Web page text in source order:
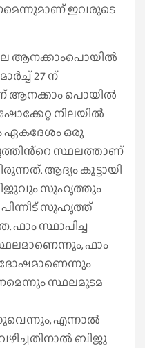
ഇവരുടെ
ആനക്കാംപൊയിൽ
27 ന്
ആനക്കാം പൊയിൽ
നിലയിൽ
ഏകദേശം ഒരു
സ്ഥലത്താണ്
ആദ്യം കൂട്ടായി
സുഹൃത്തും
പിന്നീട് സുഹൃത്ത്
ഫാം സ്ഥാപിച്ച
ഫാം
സ്ഥലമുടമ
എന്നാൽ
ബിജു